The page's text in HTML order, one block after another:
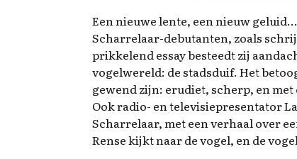
Een nieuwe lente, een nieuw
Scharrelaar-debutanten, zoals
prikkelend essay besteedt zij
vogelwereld: de stadsduif. Het
gewend zijn: erudiet, scherp, en
Ook radio- en televisiepresentator
Scharrelaar, met een verhaal over
Rense kijkt naar de vogel, en de